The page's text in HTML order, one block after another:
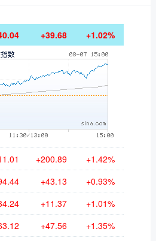
+39.68 +1.02%
+200.89 +1.42%
+43.13 +0.93%
+11.37 +1.01%
+47.56 +1.35%